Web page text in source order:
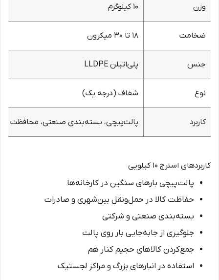
وزن ۱۰ کیلوگرم
ضخامت ۱۸ تا ۳۰ میکرون
جنس پلی‌اتیلن LLDPE
نوع شفاف (درجه یک)
کاربرد پالت‌پیچی، بسته‌بندی صنعتی، محافظت
کاربردهای استرج ۱۰ کیلویی
پالت‌پیچی بارهای سنگین در کارخانه‌ها
حفاظت کالا در حمل‌ونقل بین‌شهری و صادرات
بسته‌بندی صنعتی و شرکتی
جلوگیری از جابه‌جایی بار روی پالت
جمع‌کردن کالاهای حجیم کنار هم
استفاده در انبارهای بزرگ و مراکز لجستیک